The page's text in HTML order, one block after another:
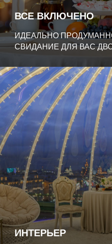
ВСЕ ВКЛЮЧЕНО
ИДЕАЛЬНО
СВИДАНИЕ ДЛЯ ВАС
ИНТЕРЬЕР